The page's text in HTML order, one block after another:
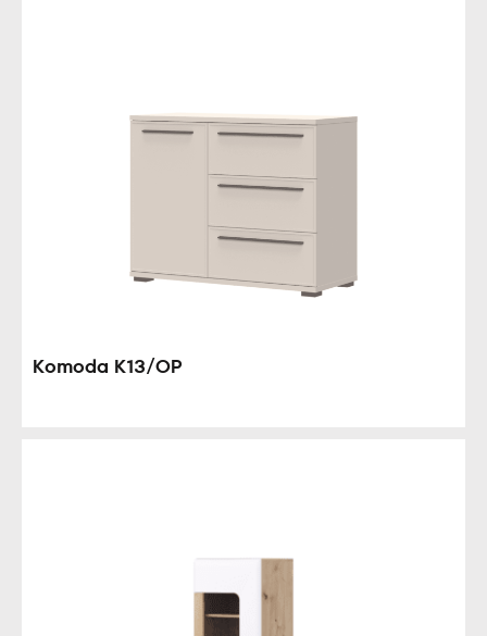
Komoda K13/OP